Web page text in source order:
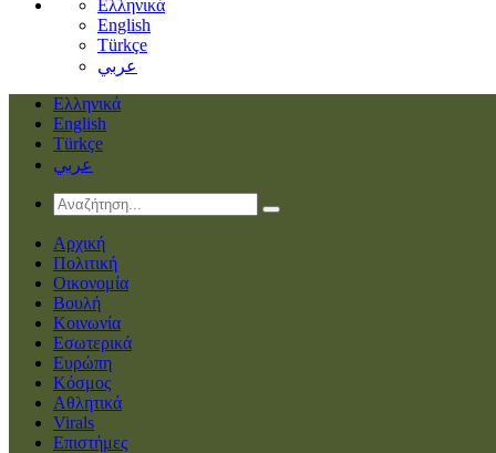
Ελληνικά
English
Türkçe
عربي
Ελληνικά
English
Türkçe
عربي
Αρχική
Πολιτική
Οικονομία
Βουλή
Κοινωνία
Εσωτερικά
Ευρώπη
Κόσμος
Αθλητικά
Virals
Επιστήμες